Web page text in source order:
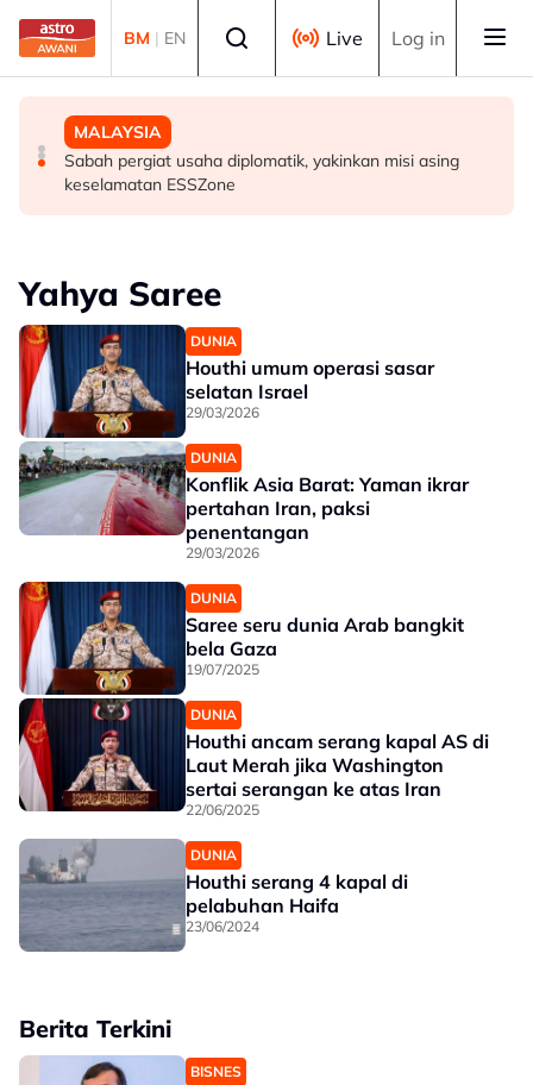
Skip to main content
BM | EN Live Log in
BISNES
Prestasi KDNK suku kedua Malaysia diunjur pada tahap
baik - Amir Hamzah
MALAYSIA
PDRM perkasa kawalan sempadan dengan AI, dron
MALAYSIA
Sabah pergiat usaha diplomatik, yakinkan misi asing
keselamatan ESSZone
Yahya Saree
DUNIA
Houthi umum operasi sasar
selatan Israel
29/03/2026
DUNIA
Konflik Asia Barat: Yaman ikrar
pertahan Iran, paksi
penentangan
29/03/2026
DUNIA
Saree seru dunia Arab bangkit
bela Gaza
19/07/2025
DUNIA
Houthi ancam serang kapal AS di
Laut Merah jika Washington
sertai serangan ke atas Iran
22/06/2025
DUNIA
Houthi serang 4 kapal di
pelabuhan Haifa
23/06/2024
Berita Terkini
BISNES